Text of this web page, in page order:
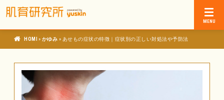
肌育研究所
» かゆみ » あせもの症状の特徴｜症状別の正しい対処法や予防法